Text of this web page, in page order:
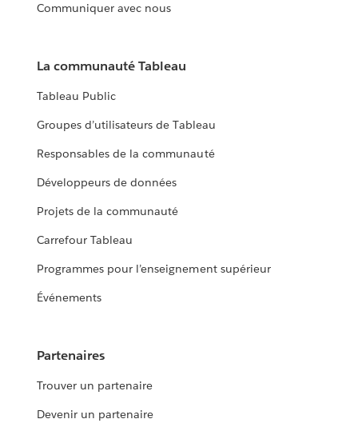
Communiquer avec nous
La communauté Tableau
Tableau Public
Groupes d’utilisateurs de Tableau
Responsables de la communauté
Développeurs de données
Projets de la communauté
Carrefour Tableau
Programmes pour l’enseignement supérieur
Événements
Partenaires
Trouver un partenaire
Devenir un partenaire